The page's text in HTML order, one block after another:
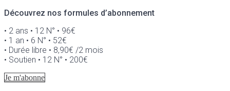
Découvrez nos formules d’abonnement
• 2 ans • 12 N° • 96€
• 1 an • 6 N° • 52€
• Durée libre • 8,90€ /2 mois
• Soutien • 12 N° • 200€
Je m'abonne